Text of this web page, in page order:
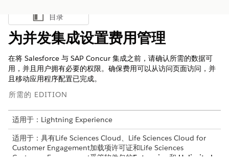
显示目录
目录
为并发集成设置费用管理
在将 Salesforce 与 SAP Concur 集成之前，请确认所需的数据可
用，并且用户拥有必要的权限。确保费用可以从访问页面访问，并
且移动应用程序配置已完成。
所需的 EDITION
适用于：Lightning Experience
适用于：具有Life Sciences Cloud、Life Sciences Cloud for
Customer Engagement加载项许可证和Life Sciences
Customer Engagement受管软件包的Enterprise 和 Unlimited